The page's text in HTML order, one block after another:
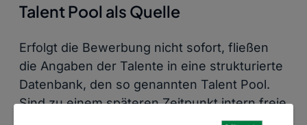
Talent Pool als Quelle
Erfolgt die Bewerbung nicht sofort, fließen
die Angaben der Talente in eine strukturierte
Datenbank, den so genannten Talent Pool.
Sind zu einem späteren Zeitpunkt intern freie
Stellen zu besetzen, ist der Talent Pool die